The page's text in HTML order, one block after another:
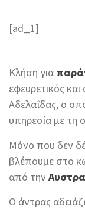
[ad_1]
Κλήση για
εφευρετικός
Αδελαΐδας, ο
υπηρεσία με τη
Μόνο που δεν
βλέπουμε στο
από την
Ο άντρας